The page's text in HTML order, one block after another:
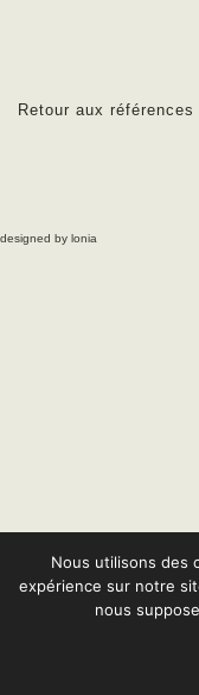
Retour aux références
designed by lonia
Nous utilisons des
expérience sur notre
nous